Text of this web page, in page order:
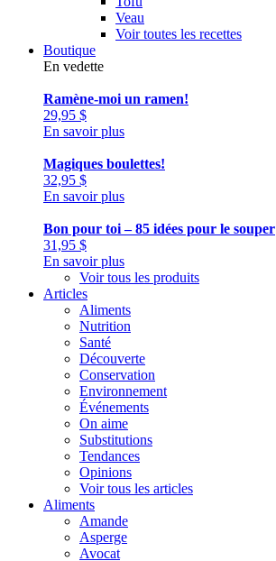
Veau
Voir toutes les recettes
Boutique
En vedette
Ramène-moi un ramen!
29,95 $
En savoir plus
Magiques boulettes!
32,95 $
En savoir plus
Bon pour toi – 85 idées pour le souper
31,95 $
En savoir plus
Voir tous les produits
Articles
Aliments
Nutrition
Santé
Découverte
Conservation
Environnement
Événements
On aime
Substitutions
Tendances
Opinions
Voir tous les articles
Aliments
Amande
Asperge
Avocat